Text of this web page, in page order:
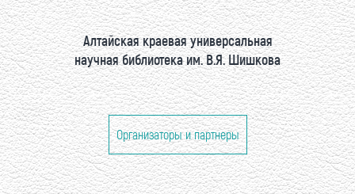
Алтайская краевая универсальная
научная библиотека им. В.Я. Шишкова
Организаторы и партнеры